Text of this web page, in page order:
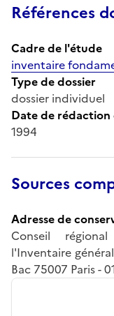
Références
Cadre de l'étude
inventaire
Type de dossier
dossier individuel
Date de rédaction
1994
Sources
Adresse de
Conseil
l'Inventaire
Bac 75007 Paris -